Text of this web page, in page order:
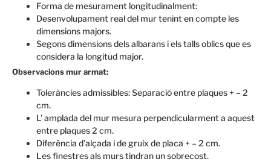
Forma de mesurament longitudinalment:
Desenvolupament real del mur tenint en compte les
dimensions majors.
Segons dimensions dels albarans i els talls oblics que es
considera la longitud major.
Observacions mur armat:
Toleràncies admissibles: Separació entre plaques + – 2
cm.
L’ amplada del mur mesura perpendicularment a aquest
entre plaques 2 cm.
Diferència d’alçada i de gruix de placa + – 2 cm.
Les finestres als murs tindran un sobrecost.